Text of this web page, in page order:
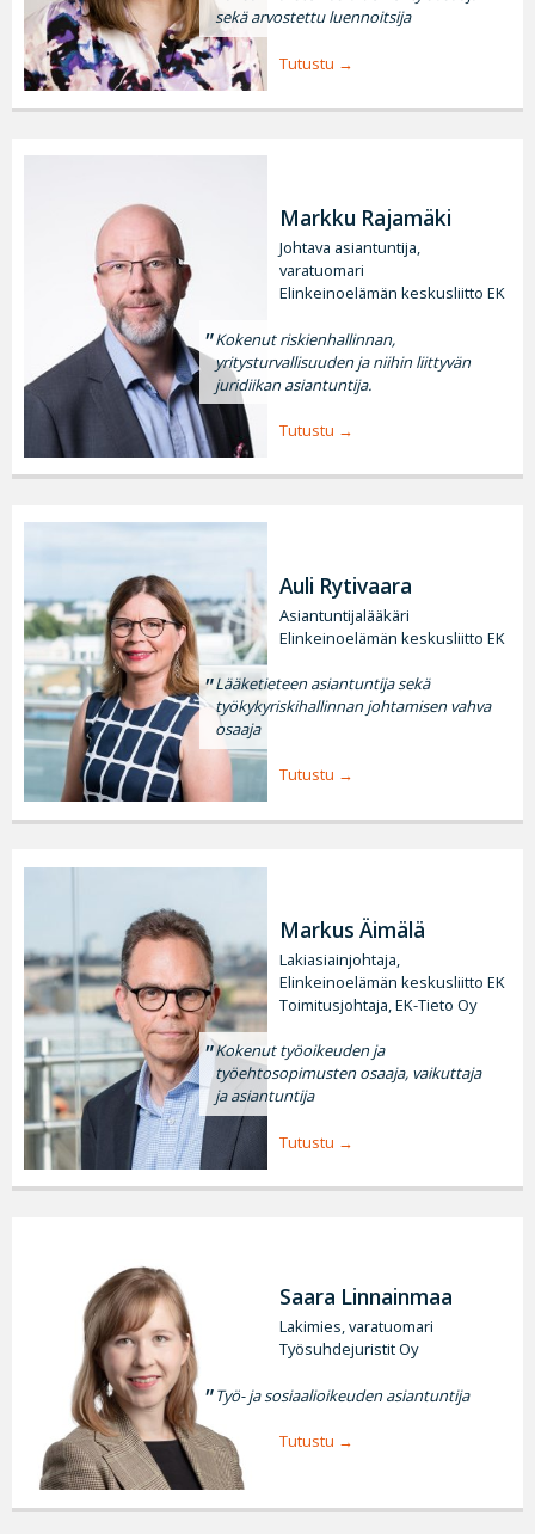
sekä arvostettu luennoitsija
Tutustu
Markku Rajamäki
Johtava asiantuntija,
varatuomari
Elinkeinoelämän keskusliitto EK
Kokenut riskienhallinnan,
yritysturvallisuuden ja niihin liittyvän
juridiikan asiantuntija.
Tutustu
Auli Rytivaara
Asiantuntijalääkäri
Elinkeinoelämän keskusliitto EK
Lääketieteen asiantuntija sekä
työkykyriskihallinnan johtamisen vahva
osaaja
Tutustu
Markus Äimälä
Lakiasiainjohtaja,
Elinkeinoelämän keskusliitto EK
Toimitusjohtaja, EK-Tieto Oy
Kokenut työoikeuden ja
työehtosopimusten osaaja, vaikuttaja
ja asiantuntija
Tutustu
Saara Linnainmaa
Lakimies, varatuomari
Työsuhdejuristit Oy
Työ- ja sosiaalioikeuden asiantuntija
Tutustu